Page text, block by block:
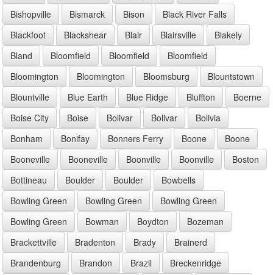
Bishopville
Bismarck Bison
Black River Falls
Blackfoot
Blackshear Blair Blairsville
Blakely
Bland
Bloomfield Bloomfield
Bloomfield
Bloomington
Bloomington Bloomsburg
Blountstown
Blountville
Blue Earth Blue Ridge Bluffton
Boerne
Boise City
Boise Bolivar Bolivar
Bolivia
Bonham
Bonifay Bonners Ferry Boone
Boone
Booneville
Booneville Boonville Boonville
Boston
Bottineau
Boulder Boulder
Bowbells
Bowling Green
Bowling Green
Bowling Green
Bowling Green
Bowman Boydton
Bozeman
Brackettville
Bradenton Brady
Brainerd
Brandenburg
Brandon Brazil
Breckenridge